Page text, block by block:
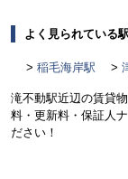
よく見られている
稲毛海岸駅
滝不動駅近辺の賃貸
料・更新料・保証人
ださい！